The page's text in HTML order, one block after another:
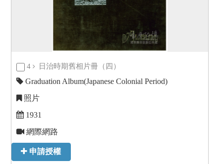
4 日治時期舊相片冊（四）
Graduation Album(Japanese Colonial Period)
照片
1931
網際網路
申請授權